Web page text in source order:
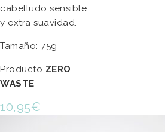
cabelludo sensible
y extra suavidad.
Tamaño: 75g
Producto ZERO
WASTE
10,95€